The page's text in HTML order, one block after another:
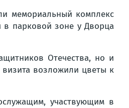
мемориальный комплекс
в парковой зоне у Дворца
Отечества, но и
возложили цветы к
участвующим в